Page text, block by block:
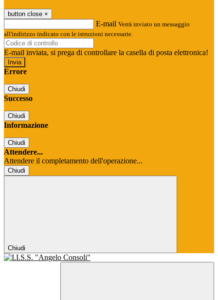
button close ×
E-mail Verrà inviato un messaggio
all'indirizzo indicato con le istruzioni necessarie.
E-mail inviata, si prega di controllare la casella di posta elettronica!
Errore
Chiudi
Successo
Chiudi
Informazione
Chiudi
Attendere...
Attendere il completamento dell'operazione...
Chiudi
Chiudi